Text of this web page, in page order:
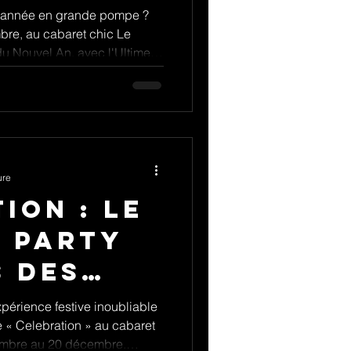
en grande pompe ?
au cabaret chic Le
Nouvel An, avec l'Ultime
boogie, venez remonter
danse avec vos hits
: le
party
des
festive inoubliable
« Celebration » au cabaret
au 20 décembre,